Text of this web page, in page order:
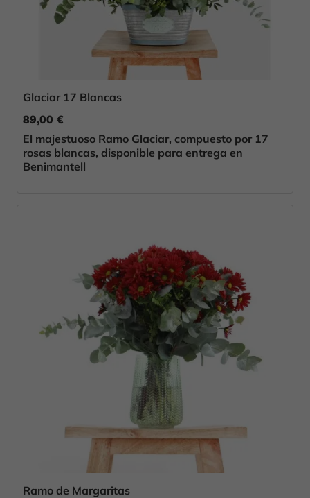
Glaciar 17 Blancas
89,00 €
El majestuoso Ramo Glaciar, compuesto por 17
rosas blancas, disponible para entrega en
Benimantell
Ramo de Margaritas